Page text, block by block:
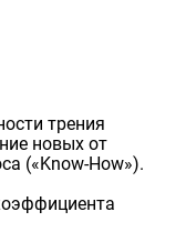
трения
новых от
(«Know-How»).